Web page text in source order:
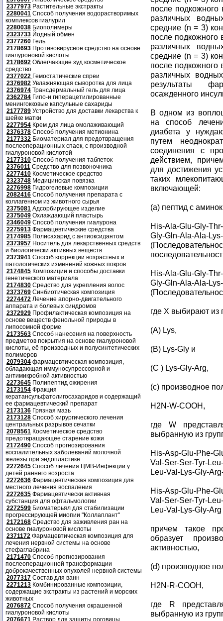
2377973 Растительные экстракты
2280041 Способ получения водорастворимых
комплексов гиалурил
2280038 Биополимеры
2323733 Йодный обмен
2377260 Гель
2178693 Противовирусное средство на основе
гиалуроновой кислоты
2178692 Облегчающие зуд косметическое
средство
2377022 Гемостатические спреи
2376982 Увлажняющая сыворотка для лица
2376974 Трансдермальный гель для лица
2362784 Гипо-и гиперацетилированные
менингокковые капсульные сахариды
2177789 Устройство для доставки лекарства к
шейке матки
2277954 Крем для лица омолаживающий
2376378 Способ получения метионина
2177332 Биоматериал для предотвращения
послеоперационных спаек, с производной
гиалуроновой кислотой
2177310 Способ получения таблеток
2376011 Средство для позвоночника
2277410 Косметическое средство
2323748 Медицинская повязка
2276998 Гидрогелевые композиции
2082416 Способ получения препарата с
коллагенном из животного сырья
2375081 Адсорбирующее изделие
2375049 Охлаждающий пластырь
2346049 Способ получения гиалурона
2275913 Фармацевтические средства
2174985 Полисахарид с антиоксидантом
2373957 Носитель для лекарственных средств
и биологически активных веществ
2373941 Способ коррекции возрастных и
патологических изменений кожных покров
2174845 Композиции и способы доставки
генетического материала
2174830 Средство для укрепления волос
2373769 Синбиотическая композиция
2274472 Лечение апорно-двигательного
аппарата и болевых синдромов
2372929 Профилактическая композиция на
основе веществ фенольной природы в
липосомной форме
2173563 Способ нанесения на поверхность
предметов покрытия на основе гиалуроновой
кислоты, её производных и полусинтетических
полимеров
2079304 фармацевтическая композиция,
обладающая иммуносупрессорной и
антимикробной активностью
2273645 Полипептид ожирения
2173154 Фракция
кератансульфатолигосахаридов и содержащий
ее фармацевтический препарат
2173136 Грязная мазь
2173128 Способ хирургического лечения
центральных разрывов сечатки
2078561 Косметическое средство
предотвращающее старение кожи
2172490 Способ прогнозирования
воспалительных заболеваний молочной
железы при эндопластике
2272645 Способ лечения ЦМВ-Инфекции у
детей раннего возроста
2272636 Фармацевтическая композиция для
местного лечения воспаления
2272635 Фармацевтически активная
субстанция для офтальмологии
2272599 Биоматерьял для стабилизации
прогрессирующей миопии "Коллаплант"
2172168 Средство для заживления ран на
основе гиалуроновой кислоты
2371172 Фармацевтическая композиция для
лечения нервной системы на основе
стефаглабрина
2171470 Способ прогнозирования
послеоперационной трансформации
доброкачественных опухолей нервной системы
2077317 Состав для ванн
2271213 Комбинированные композиции,
содержащие экстракты из растений и морских
животных
2076872 Способ получения окрашенной
гиалуроновой кислоты
2076671 Раствор для защиты роговицы
после
различных
средние (n = 3)
после подкожного
различных
средние (n = 3)
после подкожного
различных
результаты
осажденного
В одном из
на способ
диабета у
путем
соединения с
действием,
для достижения
таких
включающей:
(a) пептид с
His-Ala-Glu-Gly-
Gly-Gln-Ala-Ala-
His-Ala-Glu-Gly-
Gly-Gln-Ala-Ala-
где X выбирают
(A) Lys,
(B) Lys-Gly и
(C ) Lys-Gly-Arg,
(с) производное
H2N-W-COOH,
где W
выбранную из
His-Asp-Glu-Phe-
Val-Ser-Ser-Tyr-
Leu-Val-Lys-Gly-
His-Asp-Glu-Phe-
Val-Ser-Ser-Tyr-
Leu-Val-Lys-Gly-
причем такое
образует
активностью,
(d) производное
H2N-R-COOH,
где R
выбранную из